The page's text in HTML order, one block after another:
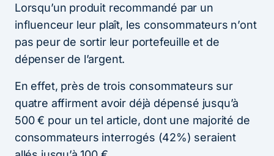
Lorsqu’un produit recommandé par un
influenceur leur plaît, les consommateurs n’ont
pas peur de sortir leur portefeuille et de
dépenser de l’argent.
En effet, près de trois consommateurs sur
quatre affirment avoir déjà dépensé jusqu’à
500 € pour un tel article, dont une majorité de
consommateurs interrogés (42%) seraient